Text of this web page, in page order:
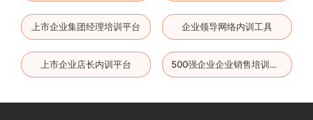
上市企业集团经理培训平台 企业领导网络内训工具
上市企业店长内训平台 500强企业企业销售培训系统